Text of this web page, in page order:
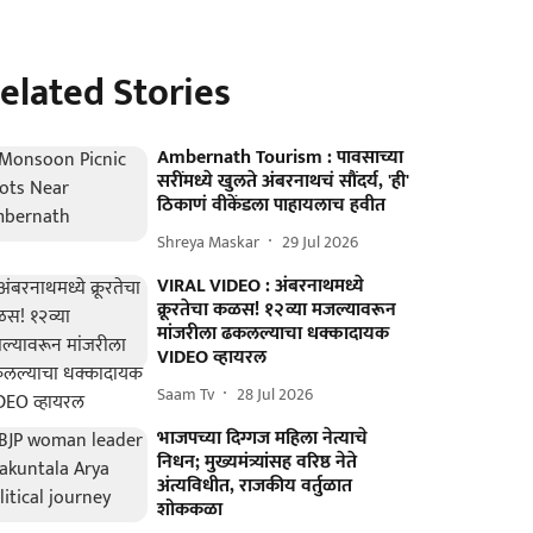
Stories
Ambernath Tourism : पावसाच्या
सरींमध्ये खुलते अंबरनाथचं सौंदर्य, 'ही'
ठिकाणं वीकेंडला पाहायलाच हवीत
Shreya Maskar 29 Jul 2026
VIRAL VIDEO : अंबरनाथमध्ये
क्रूरतेचा कळस! १२व्या मजल्यावरून
मांजरीला ढकलल्याचा धक्कादायक
VIDEO व्हायरल
Saam Tv 28 Jul 2026
भाजपच्या दिग्गज महिला नेत्याचे
निधन; मुख्यमंत्र्यांसह वरिष्ठ नेते
अंत्यविधीत, राजकीय वर्तुळात
शोककळा